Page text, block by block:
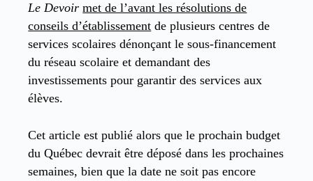
Le Devoir met de l’avant les résolutions de
conseils d’établissement de plusieurs centres de
services scolaires dénonçant le sous-financement
du réseau scolaire et demandant des
investissements pour garantir des services aux
élèves.
Cet article est publié alors que le prochain budget
du Québec devrait être déposé dans les prochaines
semaines, bien que la date ne soit pas encore